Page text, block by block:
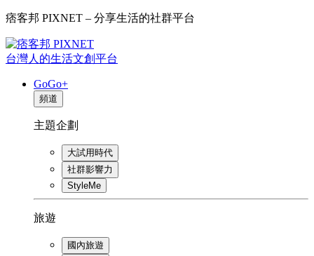
痞客邦 PIXNET – 分享生活的社群平台
台灣人的生活文創平台
GoGo+
頻道
主題企劃
大試用時代
社群影響力
StyleMe
旅遊
國內旅遊